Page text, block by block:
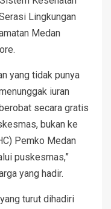
Lingkungan
Medan
yang tidak punya
iuran
secara gratis
bukan ke
Pemko Medan
puskesmas,”
yang hadir.
turut dihadiri